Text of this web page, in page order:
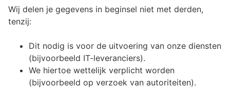
Wij delen je gegevens in beginsel niet met derden,
tenzij:
Dit nodig is voor de uitvoering van onze diensten
(bijvoorbeeld IT-leveranciers).
We hiertoe wettelijk verplicht worden
(bijvoorbeeld op verzoek van autoriteiten).